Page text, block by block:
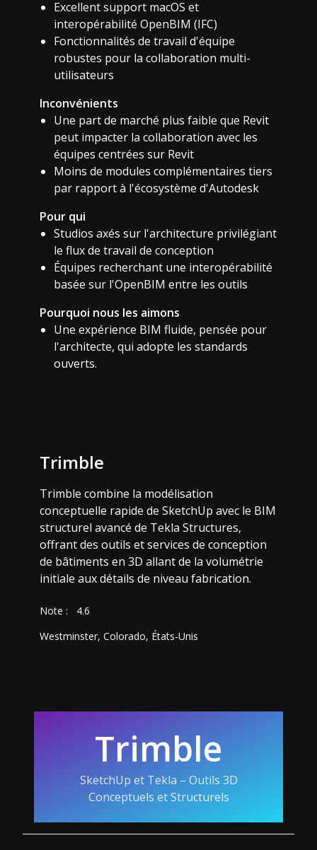
Excellent support macOS et
interopérabilité OpenBIM (IFC)
Fonctionnalités de travail d'équipe
robustes pour la collaboration multi-
utilisateurs
Inconvénients
Une part de marché plus faible que Revit
peut impacter la collaboration avec les
équipes centrées sur Revit
Moins de modules complémentaires tiers
par rapport à l'écosystème d'Autodesk
Pour qui
Studios axés sur l'architecture privilégiant
le flux de travail de conception
Équipes recherchant une interopérabilité
basée sur l'OpenBIM entre les outils
Pourquoi nous les aimons
Une expérience BIM fluide, pensée pour
l'architecte, qui adopte les standards
ouverts.
Trimble
Trimble combine la modélisation
conceptuelle rapide de SketchUp avec le BIM
structurel avancé de Tekla Structures,
offrant des outils et services de conception
de bâtiments en 3D allant de la volumétrie
initiale aux détails de niveau fabrication.
Note :
4.6
Westminster, Colorado, États-Unis
Trimble
SketchUp et Tekla – Outils 3D
Conceptuels et Structurels